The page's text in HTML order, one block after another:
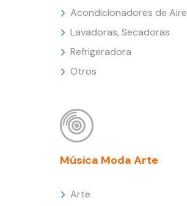
Acondicionadores de Aire
Lavadoras, Secadoras
Refrigeradora
Otros
Música Moda Arte
Arte